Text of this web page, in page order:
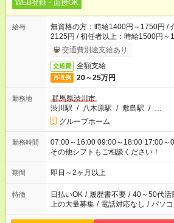
WEB登録・面接OK
給与
無資格の方：時給1400円～1750円 /
2125円 / 初任者以上：時給1500円～
交通費別途支給あり
交通費 全額支給
月収例 20～25万円
勤務地
群馬県渋川市
渋川駅 / 八木原駅 / 敷島駅 / …
グループホーム
勤務時間
07:00～16:00 09:00～18:00 17:00～09:00 ※ 上記は一
その他シフトもご相談ください！
期間 即日～2ヶ月以上
特徴 日払いOK / 履歴書不要 / 40～50代活
上の大量募集 / 電話対応なし / パソ